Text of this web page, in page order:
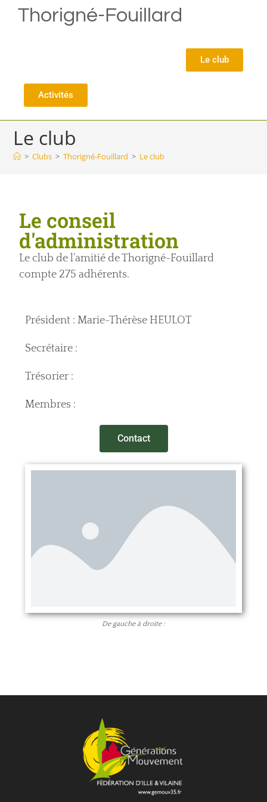
Thorigné-Fouillard
Le club
Activités
Le club
> Clubs > Thorigné-Fouillard > Le club
Le conseil
d'administration
Le club de l’amitié de Thorigné-Fouillard
compte 275 adhérents.
Président : Marie-Thérèse HEULOT
Secrétaire :
Trésorier :
Membres :
Contact
De gauche à droite :